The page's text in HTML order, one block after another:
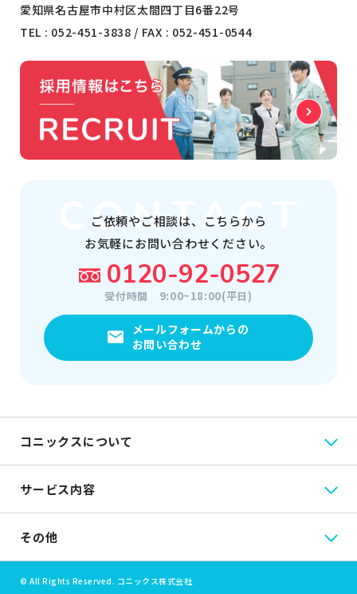
愛知県名古屋市中村区太閤四丁目6番22号
TEL : 052-451-3838 / FAX : 052-451-0544
ご依頼やご相談は、
こちらから
お気軽にお問い合わせください。
0120-92-0527
受付時間 9:00~18:00(平日)
メールフォームからの
お問い合わせ
コニックスについて
サービス内容
その他
© All Rights Reserved. コニックス株式会社